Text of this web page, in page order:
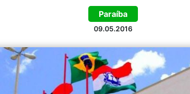
Paraíba
09.05.2016